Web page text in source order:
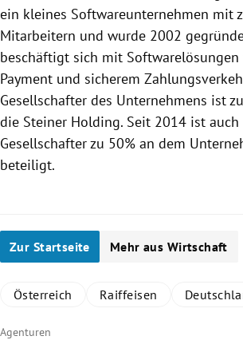
ein kleines Softwareunternehmen mit
Mitarbeitern und wurde 2002
beschäftigt sich mit
Payment und sicherem
Gesellschafter des Unternehmens ist
die Steiner Holding. Seit 2014 ist
Gesellschafter zu 50% an dem
beteiligt.
Zur Startseite Mehr aus Wirtschaft
Österreich Raiffeisen
Agenturen